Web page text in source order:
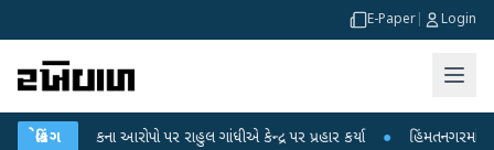
E-Paper Login
બ્રેકિંગ
લીકના આરોપો પર રાહુલ ગાંધીએ કેન્દ્ર પર પ્રહાર કર્યા ● હિંમતનગરમાં રહસ્યમય